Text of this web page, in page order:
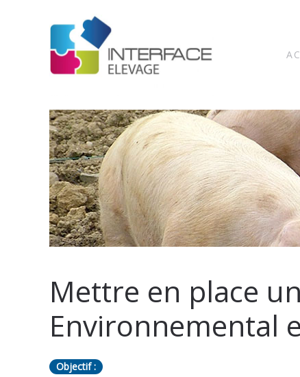
Mettre en place
Environnemental
Objectif :